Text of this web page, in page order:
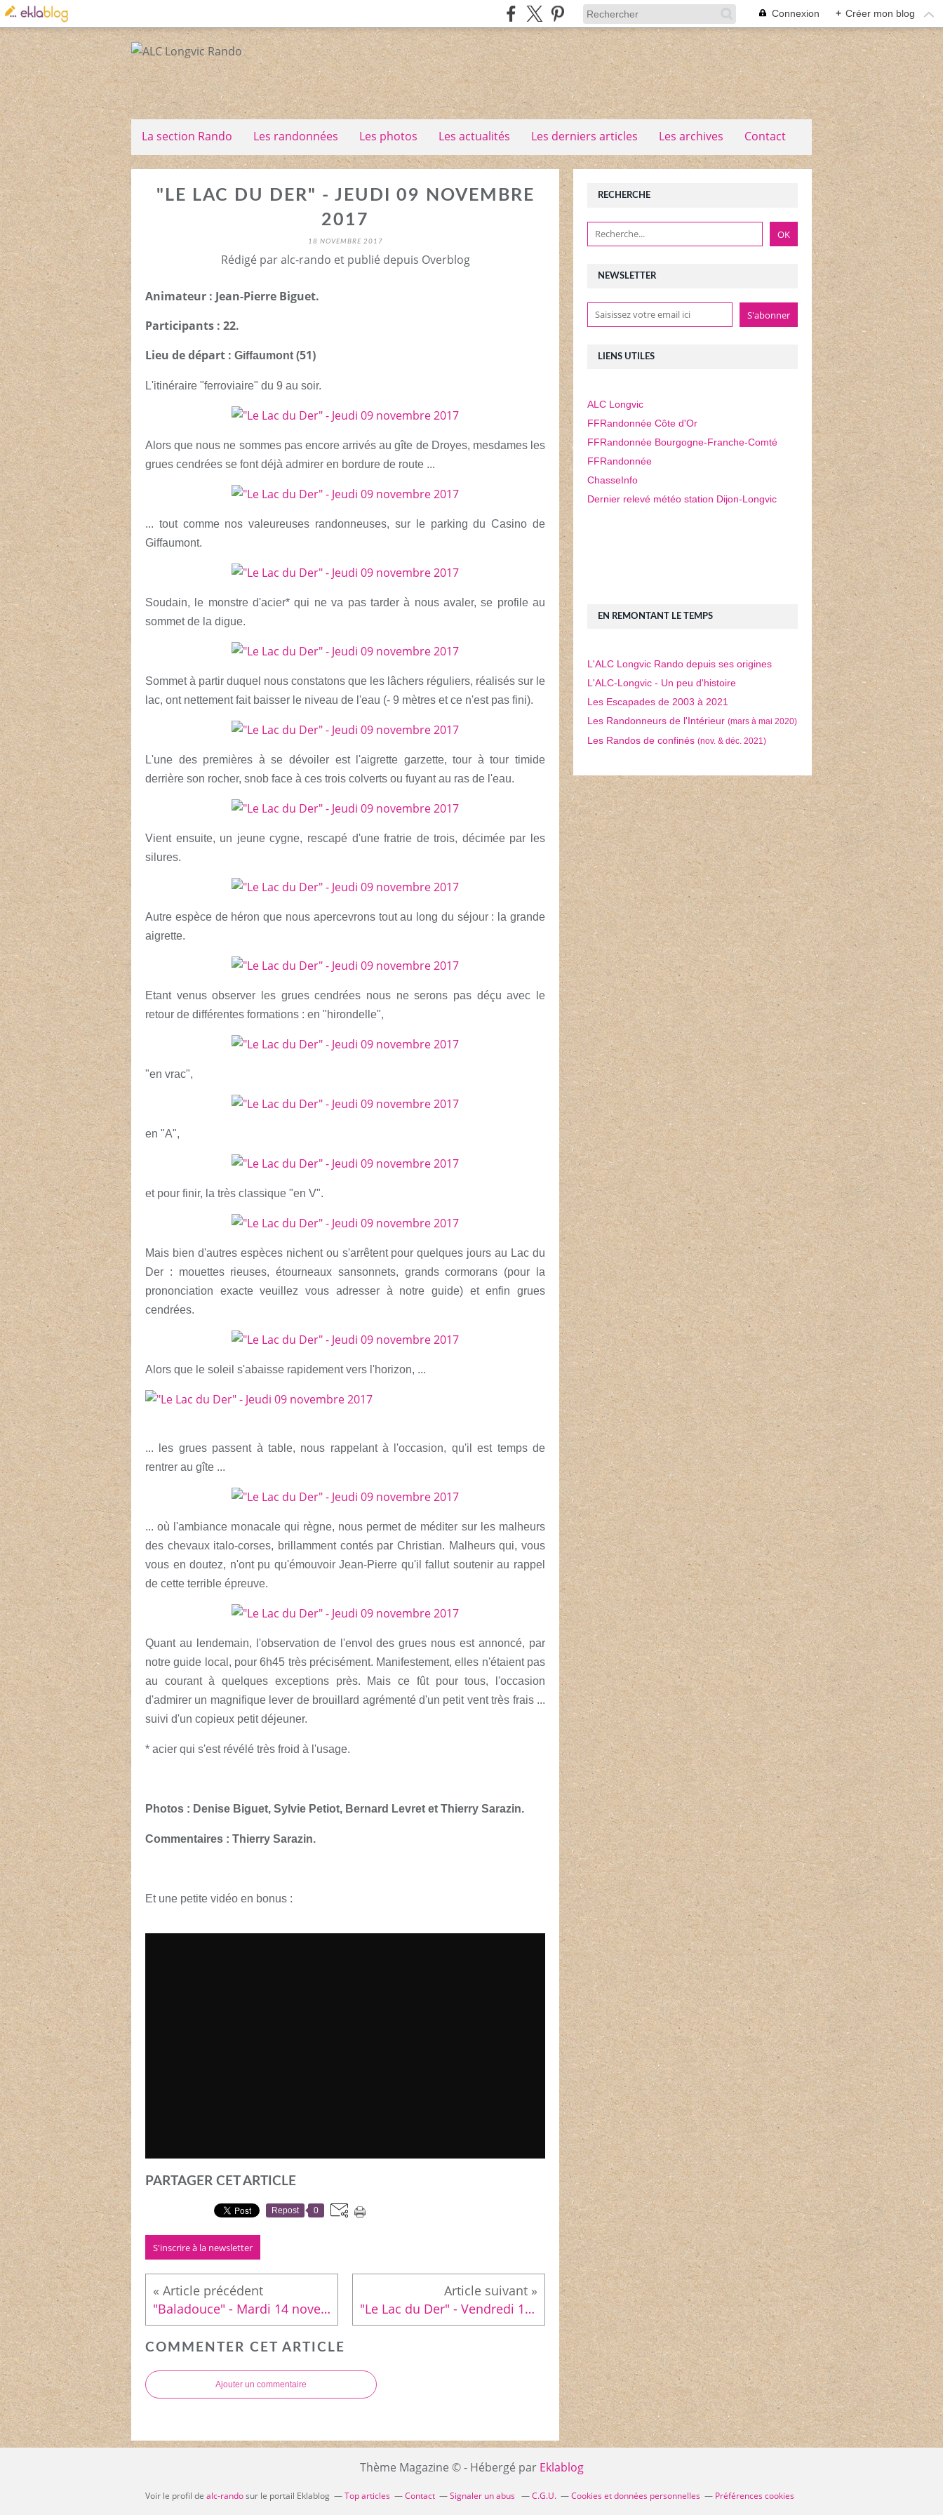
Connexion + Créer mon blog
La section Rando Les randonnées Les photos Les actualités Les derniers articles Les archives Contact
"LE LAC DU DER" - JEUDI 09 NOVEMBRE
2017
18 NOVEMBRE 2017
Rédigé par alc-rando et publié depuis Overblog
Animateur : Jean-Pierre Biguet.
Participants : 22.
Lieu de départ : Giffaumont (51)
L'itinéraire "ferroviaire" du 9 au soir.
Alors que nous ne sommes pas encore arrivés au gîte de Droyes, mesdames les
grues cendrées se font déjà admirer en bordure de route ...
... tout comme nos valeureuses randonneuses, sur le parking du Casino de
Giffaumont.
Soudain, le monstre d'acier* qui ne va pas tarder à nous avaler, se profile au
sommet de la digue.
Sommet à partir duquel nous constatons que les lâchers réguliers, réalisés sur le
lac, ont nettement fait baisser le niveau de l'eau (- 9 mètres et ce n'est pas fini).
L'une des premières à se dévoiler est l'aigrette garzette, tour à tour timide
derrière son rocher, snob face à ces trois colverts ou fuyant au ras de l'eau.
Vient ensuite, un jeune cygne, rescapé d'une fratrie de trois, décimée par les
silures.
Autre espèce de héron que nous apercevrons tout au long du séjour : la grande
aigrette.
Etant venus observer les grues cendrées nous ne serons pas déçu avec le
retour de différentes formations : en "hirondelle",
"en vrac",
en "A",
et pour finir, la très classique "en V".
Mais bien d'autres espèces nichent ou s'arrêtent pour quelques jours au Lac du
Der : mouettes rieuses, étourneaux sansonnets, grands cormorans (pour
la
prononciation exacte veuillez vous adresser à notre guide) et enfin grues
cendrées.
Alors que le soleil s'abaisse rapidement vers l'horizon, ...
... les grues passent à table, nous rappelant à l'occasion, qu'il est temps de
rentrer au gîte ...
... où l'ambiance monacale qui règne, nous permet de méditer sur les malheurs
des chevaux italo-corses, brillamment contés par Christian. Malheurs qui, vous
vous en doutez, n'ont pu qu'émouvoir Jean-Pierre qu'il fallut soutenir au rappel
de cette terrible épreuve.
Quant au lendemain, l'observation de l'envol des grues nous est annoncé, par
notre guide local, pour 6h45 très précisément. Manifestement, elles n'étaient pas
au courant à quelques exceptions près. Mais ce fût pour tous, l'occasion
d'admirer un magnifique lever de brouillard agrémenté d'un petit vent très frais ...
suivi d'un copieux petit déjeuner.
* acier qui s'est révélé très froid à l'usage.
Photos : Denise Biguet, Sylvie Petiot, Bernard Levret et Thierry Sarazin.
Commentaires : Thierry Sarazin.
Et une petite vidéo en bonus :
PARTAGER CET ARTICLE
Repost 0
S'inscrire à la newsletter
"Baladouce" - Mardi 14 novembre 2017 "Le Lac du Der" - Vendredi 10 novembre 2017
COMMENTER CET ARTICLE
Ajouter un commentaire
NEWSLETTER
RECHERCHE
LIENS UTILES
ALC Longvic
FFRandonnée Côte d'Or
FFRandonnée Bourgogne-Franche-Comté
FFRandonnée
ChasseInfo
Dernier relevé météo station Dijon-Longvic
EN REMONTANT LE TEMPS
L'ALC Longvic Rando depuis ses origines
L'ALC-Longvic - Un peu d'histoire
Les Escapades de 2003 à 2021
Les Randonneurs de l'Intérieur (mars à mai 2020)
Les Randos de confinés (nov. & déc. 2021)
Thème Magazine © - Hébergé par Eklablog
Voir le profil de alc-randosur le portail Eklablog Top articles Contact Signaler un abus C.G.U. Cookies et données personnelles Préférences cookies